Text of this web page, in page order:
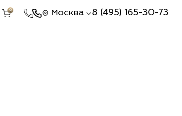
0 Москва 8 (495) 165-30-73